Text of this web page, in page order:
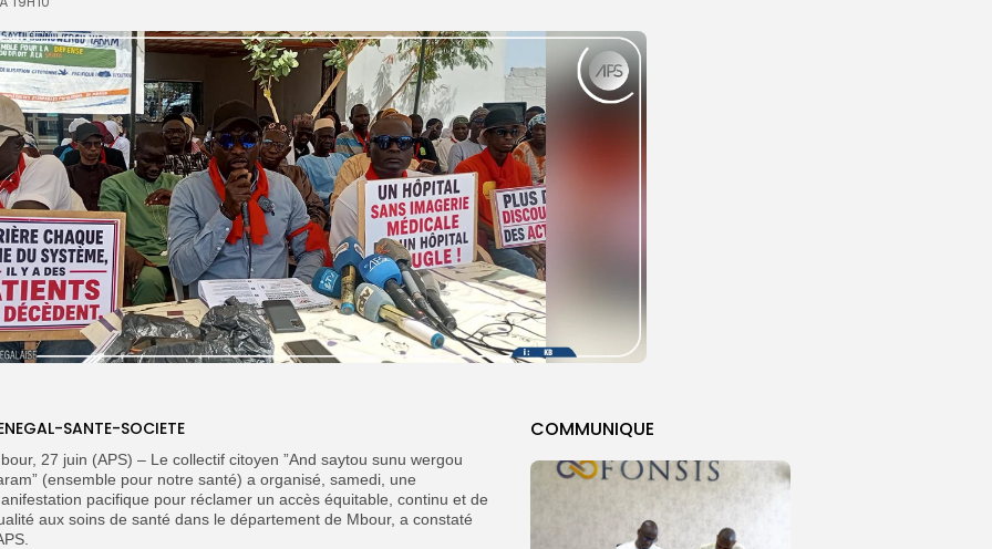
COMMUNIQUE
SANTE-SOCIETE
27 juin (APS) – Le collectif citoyen ”And saytou sunu wergou
(ensemble pour notre santé) a organisé, samedi, une
pacifique pour réclamer un accès équitable, continu et de
aux soins de santé dans le département de Mbour, a constaté